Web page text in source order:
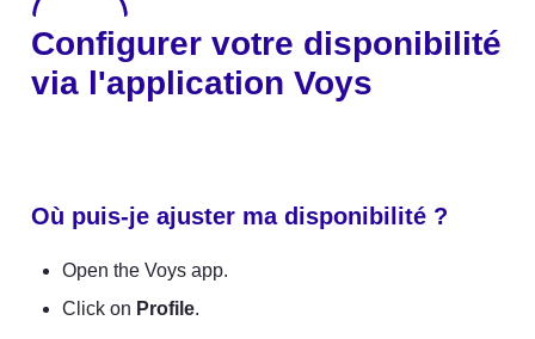
Configurer votre disponibilité
via l'application Voys
Où puis-je ajuster ma disponibilité ?
Open the Voys app.
Click on Profile.